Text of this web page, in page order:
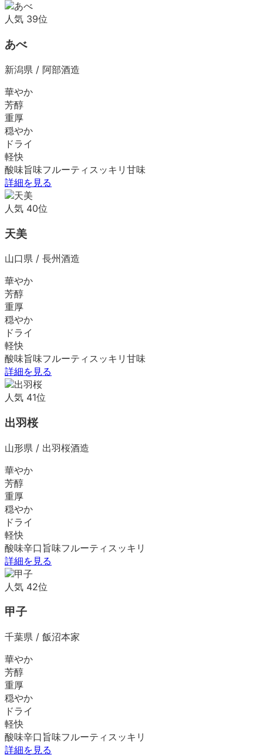
人気 39位
あべ
新潟県 / 阿部酒造
華やか
芳醇
重厚
穏やか
ドライ
軽快
酸味旨味フルーティ スッキリ 甘味
詳細を見る
人気 40位
天美
山口県 / 長州酒造
華やか
芳醇
重厚
穏やか
ドライ
軽快
酸味旨味フルーティ スッキリ 甘味
詳細を見る
人気 41位
出羽桜
山形県 / 出羽桜酒造
華やか
芳醇
重厚
穏やか
ドライ
軽快
酸味辛口 旨味フルーティ スッキリ
詳細を見る
人気 42位
甲子
千葉県 / 飯沼本家
華やか
芳醇
重厚
穏やか
ドライ
軽快
酸味辛口 旨味フルーティ スッキリ
詳細を見る